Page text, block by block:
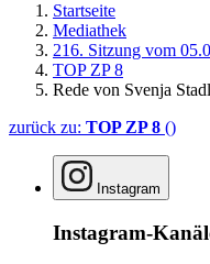
Startseite
Mediathek
216. Sitzung vom
TOP ZP 8
Rede von Svenja
zurück zu: TOP ZP 8 ()
Instagram
Instagram-